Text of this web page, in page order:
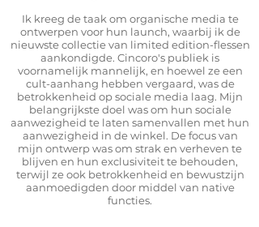
Ik kreeg de taak om organische media te
ontwerpen voor hun launch, waarbij ik de
nieuwste collectie van limited edition-flessen
aankondigde. Cincoro's publiek is
voornamelijk mannelijk, en hoewel ze een
cult-aanhang hebben vergaard, was de
betrokkenheid op sociale media laag. Mijn
belangrijkste doel was om hun sociale
aanwezigheid te laten samenvallen met hun
aanwezigheid in de winkel. De focus van
mijn ontwerp was om strak en verheven te
blijven en hun exclusiviteit te behouden,
terwijl ze ook betrokkenheid en bewustzijn
aanmoedigden door middel van native
functies.